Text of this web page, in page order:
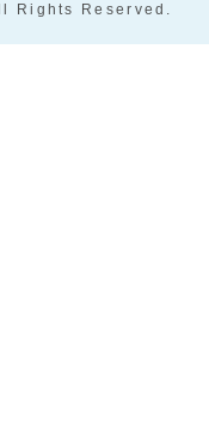
Rights Reserved.